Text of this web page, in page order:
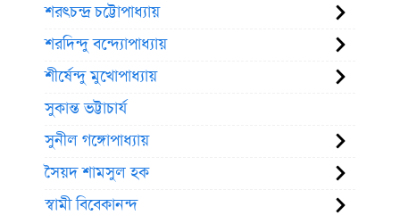
শরৎচন্দ্র চট্টোপাধ্যায়
শরদিন্দু বন্দ্যোপাধ্যায়
শীর্ষেন্দু মুখোপাধ্যায়
সুকান্ত ভট্টাচার্য
সুনীল গঙ্গোপাধ্যায়
সৈয়দ শামসুল হক
স্বামী বিবেকানন্দ